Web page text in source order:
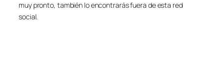
muy pronto, también lo encontrarás fuera de esta red
social.